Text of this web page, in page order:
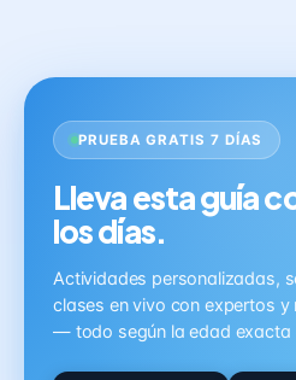
PRUEBA GRATIS 7 DÍAS
Lleva esta guía
los días.
Actividades personalizadas,
clases en vivo con expertos
— todo según la edad exacta